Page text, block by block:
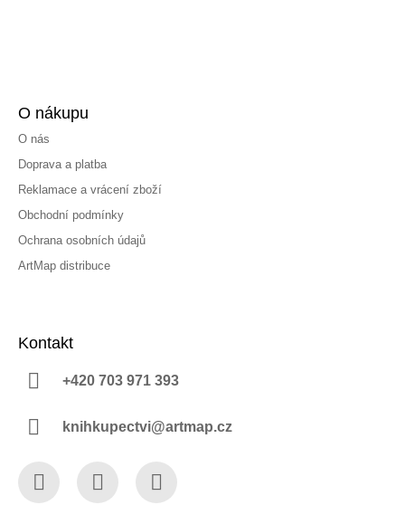
O nákupu
O nás
Doprava a platba
Reklamace a vrácení zboží
Obchodní podmínky
Ochrana osobních údajů
ArtMap distribuce
Kontakt
+420 703 971 393
knihkupectvi@artmap.cz